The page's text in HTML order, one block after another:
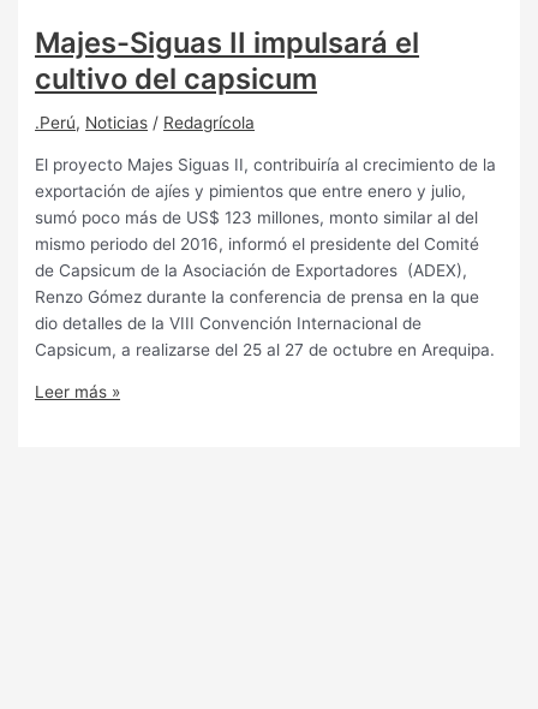
Majes-Siguas II impulsará el
cultivo del capsicum
.Perú, Noticias / Redagrícola
El proyecto Majes Siguas II, contribuiría al crecimiento de la
exportación de ajíes y pimientos que entre enero y julio,
sumó poco más de US$ 123 millones, monto similar al del
mismo periodo del 2016, informó el presidente del Comité
de Capsicum de la Asociación de Exportadores (ADEX),
Renzo Gómez durante la conferencia de prensa en la que
dio detalles de la VIII Convención Internacional de
Capsicum, a realizarse del 25 al 27 de octubre en Arequipa.
Leer más »